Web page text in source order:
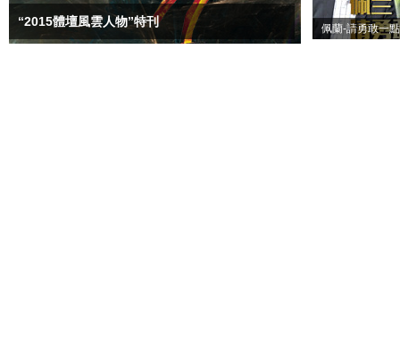
“2015體壇風雲人物”特刊 佩蘭-請勇敢一點